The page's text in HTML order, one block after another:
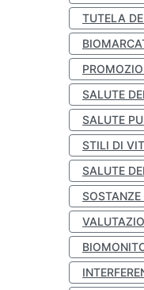
TUTELA
SALUTE
SALUTE
STILI DI
SALUTE